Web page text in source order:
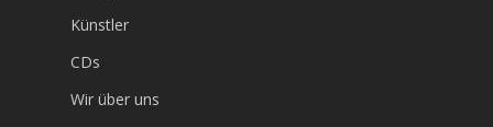
Künstler
CDs
Wir über uns